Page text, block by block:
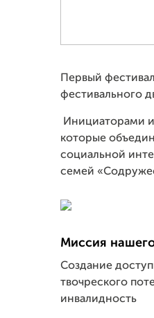
Первый
фестивального
Инициаторами
которые
социальной
семей
Миссия
Создание
твочреского
инвалидность